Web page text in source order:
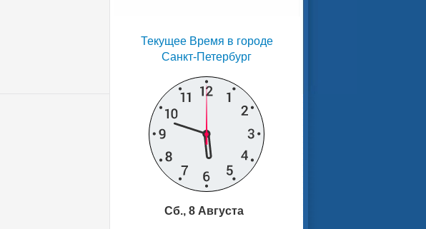
Текущее Время в городе
Санкт-Петербург
Сб., 8 Августа